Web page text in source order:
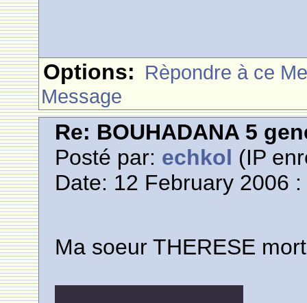
Options: Rèpondre à ce
Message
Re: BOUHADANA 5
Posté par: echkol (IP
Date: 12 February 2006
Ma soeur THERESE